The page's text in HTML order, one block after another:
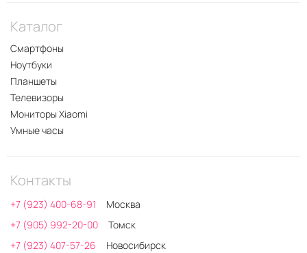
Каталог
Смартфоны
Ноутбуки
Планшеты
Телевизоры
Мониторы Xiaomi
Умные часы
Контакты
+7 (923) 400-68-91
Москва
+7 (905) 992-20-00
Томск
+7 (923) 407-57-26
Новосибирск